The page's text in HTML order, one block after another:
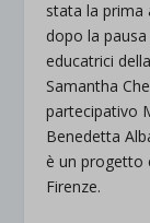
stata la prima
dopo la
educatrici
Samantha
partecipativo
Benedetta
è un progetto
Firenze.